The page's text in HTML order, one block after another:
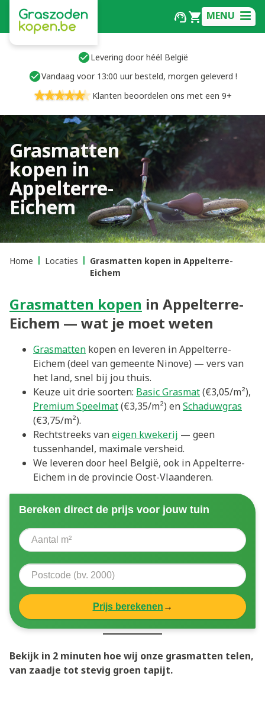
MENU
Levering door héél België
Vandaag voor 13:00 uur besteld, morgen geleverd !
Klanten beoordelen ons met een 9+
Grasmatten
kopen in
Appelterre-
Eichem
Home Locaties
Grasmatten kopen in Appelterre-
Eichem
Grasmatten kopen in Appelterre-
Eichem — wat je moet weten
Grasmatten kopen en leveren in Appelterre-
Eichem (deel van gemeente Ninove) — vers van
het land, snel bij jou thuis.
Keuze uit drie soorten: Basic Grasmat(€3,05/m²),
Premium Speelmat(€3,35/m²) enSchaduwgras
(€3,75/m²).
Rechtstreeks vaneigen kwekerij — geen
tussenhandel, maximale versheid.
We leveren door heel België, ook in Appelterre-
Eichem in de provincie Oost-Vlaanderen.
Bereken direct de prijs voor jouw tuin
Prijs berekenen →
Bekijk in 2 minuten hoe wij onze grasmatten telen,
van zaadje tot stevig groen tapijt.